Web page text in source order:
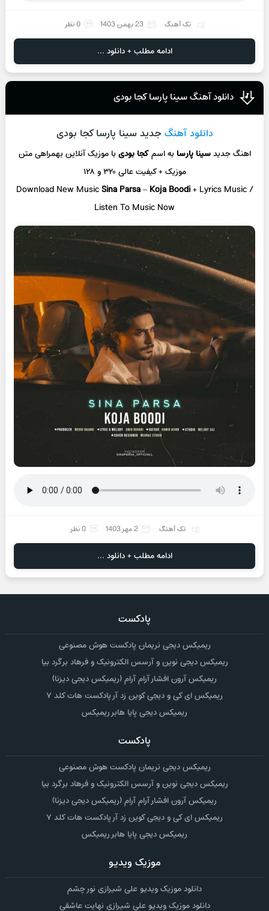
تک آهنگ 23 بهمن 1403 0 نظر
ادامه مطلب + دانلود ...
دانلود آهنگ سینا پارسا کجا بودی
دانلود آهنگ جدید سینا پارسا کجا بودی
اهنگ جدیدسینا پارسابه اسمکجا بودیبا موزیک آنلاین بهمراهی متن
موزیک + کیفیت عالی ۳۲۰ و ۱۲۸
Download New MusicSina Parsa–Koja Boodi+ Lyrics Music /
Listen To Music Now
تک آهنگ 2 مهر 1403 0 نظر
ادامه مطلب + دانلود ...
پادکست
ریمیکس دیجی نریمان پادکست هوش مصنوعی
ریمیکس دیجی نوین و آرسس الکترونیک و فرهاد برگرد بیا
ریمیکس آرون افشار آرام آرام (ریمیکس دیجی دیزنا)
ریمیکس ای کی و دیجی کوین زد آر پادکست هات کلد ۷
ریمیکس دیجی پایا هابر ریمیکس
پادکست
ریمیکس دیجی نریمان پادکست هوش مصنوعی
ریمیکس دیجی نوین و آرسس الکترونیک و فرهاد برگرد بیا
ریمیکس آرون افشار آرام آرام (ریمیکس دیجی دیزنا)
ریمیکس ای کی و دیجی کوین زد آر پادکست هات کلد ۷
ریمیکس دیجی پایا هابر ریمیکس
موزیک ویدیو
دانلود موزیک ویدیو علی شیرازی نور چشم
دانلود موزیک ویدیو علی شیرازی نهایت عاشقی